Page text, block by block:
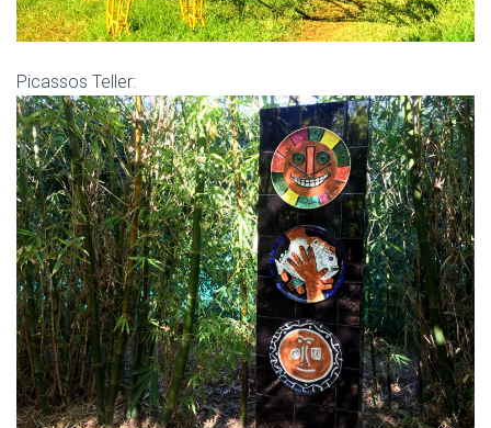
Picassos Teller: